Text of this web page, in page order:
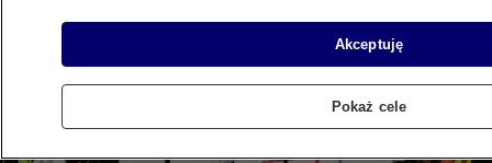
Akceptuję
Pokaż cele